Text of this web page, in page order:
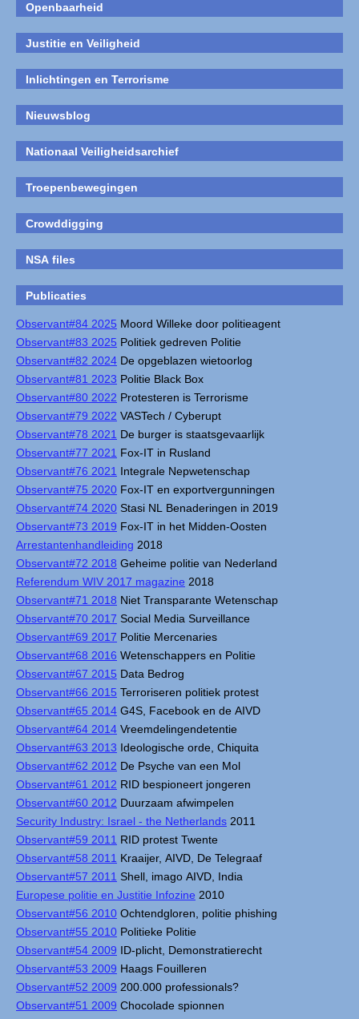
Openbaarheid
Justitie en Veiligheid
Inlichtingen en Terrorisme
Nieuwsblog
Nationaal Veiligheidsarchief
Troepenbewegingen
Crowddigging
NSA files
Publicaties
Observant#84 2025 Moord Willeke door politieagent
Observant#83 2025 Politiek gedreven Politie
Observant#82 2024 De opgeblazen wietoorlog
Observant#81 2023 Politie Black Box
Observant#80 2022 Protesteren is Terrorisme
Observant#79 2022 VASTech / Cyberupt
Observant#78 2021 De burger is staatsgevaarlijk
Observant#77 2021 Fox-IT in Rusland
Observant#76 2021 Integrale Nepwetenschap
Observant#75 2020 Fox-IT en exportvergunningen
Observant#74 2020 Stasi NL Benaderingen in 2019
Observant#73 2019 Fox-IT in het Midden-Oosten
Arrestantenhandleiding 2018
Observant#72 2018 Geheime politie van Nederland
Referendum WIV 2017 magazine 2018
Observant#71 2018 Niet Transparante Wetenschap
Observant#70 2017 Social Media Surveillance
Observant#69 2017 Politie Mercenaries
Observant#68 2016 Wetenschappers en Politie
Observant#67 2015 Data Bedrog
Observant#66 2015 Terroriseren politiek protest
Observant#65 2014 G4S, Facebook en de AIVD
Observant#64 2014 Vreemdelingendetentie
Observant#63 2013 Ideologische orde, Chiquita
Observant#62 2012 De Psyche van een Mol
Observant#61 2012 RID bespioneert jongeren
Observant#60 2012 Duurzaam afwimpelen
Security Industry: Israel - the Netherlands 2011
Observant#59 2011 RID protest Twente
Observant#58 2011 Kraaijer, AIVD, De Telegraaf
Observant#57 2011 Shell, imago AIVD, India
Europese politie en Justitie Infozine 2010
Observant#56 2010 Ochtendgloren, politie phishing
Observant#55 2010 Politieke Politie
Observant#54 2009 ID-plicht, Demonstratierecht
Observant#53 2009 Haags Fouilleren
Observant#52 2009 200.000 professionals?
Observant#51 2009 Chocolade spionnen